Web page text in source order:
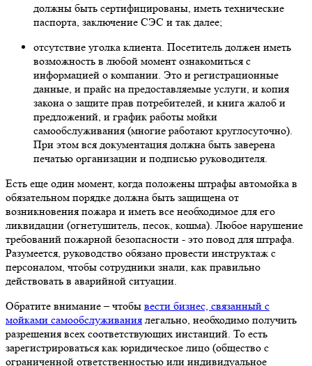
должны быть сертифицированы, иметь технические
паспорта, заключение СЭС и так далее;
отсутствие уголка клиента. Посетитель должен иметь
возможность в любой момент ознакомиться с
информацией о компании. Это и регистрационные
данные, и прайс на предоставляемые услуги, и копия
закона о защите прав потребителей, и книга жалоб и
предложений, и график работы мойки
самообслуживания (многие работают круглосуточно).
При этом вся документация должна быть заверена
печатью организации и подписью руководителя.
Есть еще один момент, когда положены штрафы автомойка в
обязательном порядке должна быть защищена от
возникновения пожара и иметь все необходимое для его
ликвидации (огнетушитель, песок, кошма). Любое нарушение
требований пожарной безопасности - это повод для штрафа.
Разумеется, руководство обязано провести инструктаж с
персоналом, чтобы сотрудники знали, как правильно
действовать в аварийной ситуации.
Обратите внимание – чтобы вести бизнес, связанный с
мойками самообслуживания легально, необходимо получить
разрешения всех соответствующих инстанций. То есть
зарегистрироваться как юридическое лицо (общество с
ограниченной ответственностью или индивидуальное